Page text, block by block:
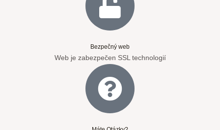
Bezpečný web
Web je zabezpečen SSL technologií